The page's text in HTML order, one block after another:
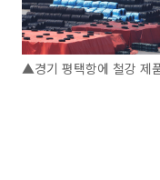
▲경기 평택항에 철강 제